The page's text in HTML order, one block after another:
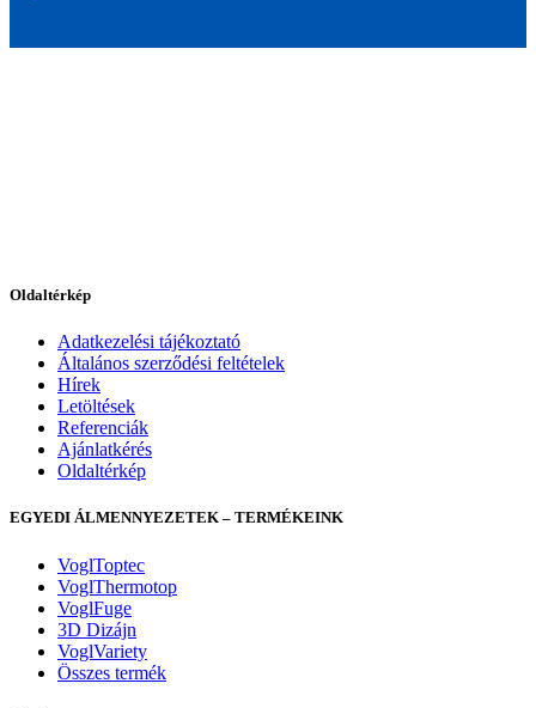
Oldaltérkép
Adatkezelési tájékoztató
Általános szerződési feltételek
Hírek
Letöltések
Referenciák
Ajánlatkérés
Oldaltérkép
EGYEDI ÁLMENNYEZETEK – TERMÉKEINK
VoglToptec
VoglThermotop
VoglFuge
3D Dizájn
VoglVariety
Összes termék